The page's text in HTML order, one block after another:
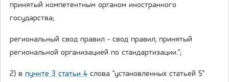
принятый компетентным органом иностранного
государства;
региональный свод правил - свод правил, принятый
региональной организацией по стандартизации.";
2) в пункте 3 статьи 4 слова "установленных статьей 5"